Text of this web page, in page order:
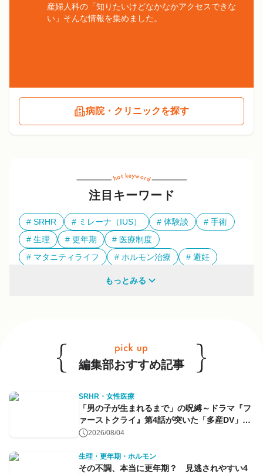
産婦人科の「知りたいけどなかなかアクセスできな
い」そんな情報を集めました。
病院・クリニックを探す
注目キーワード
SRHR ミレーナ（IUS） 体験談
手術
生理
更年期
医療制度
マタニティライフ
ホルモン治療
避妊
もっとみる
編集部おすすめ記事
SRHR・女性医療
「男の子が生まれるまで」の呪縛～ドラマ『フ
ァーストクライ』第4話が突いた「多産DV」と
命のコントロール～
2026/08/04
生理・更年期・ホルモン
その不調、本当に更年期？ 見逃されやすい4